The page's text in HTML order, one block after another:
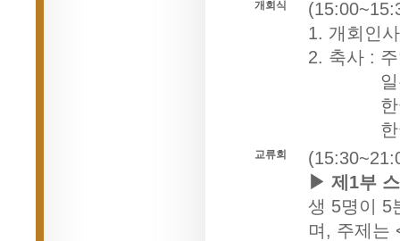
개회식
1. 개회인
2. 축사 :
교류회
▶ 제1부
생 5명이 5
며, 주제는